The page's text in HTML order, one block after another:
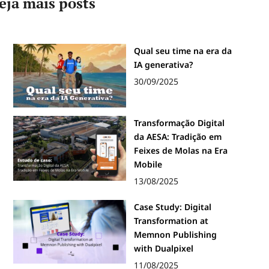
Qual seu time na era da
IA generativa?
30/09/2025
Transformação Digital
da AESA: Tradição em
Feixes de Molas na Era
Mobile
13/08/2025
Case Study: Digital
Transformation at
Memnon Publishing
with Dualpixel
11/08/2025